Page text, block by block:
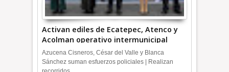
Activan ediles de Ecatepec, Atenco y
Acolman operativo intermunicipal
Azucena Cisneros, César del Valle y Blanca
Sánchez suman esfuerzos policiales | Realizan